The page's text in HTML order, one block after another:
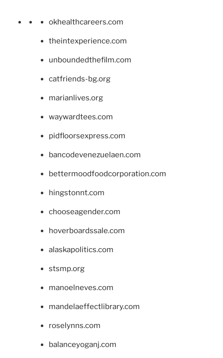
okhealthcareers.com
theintexperience.com
unboundedthefilm.com
catfriends-bg.org
marianlives.org
waywardtees.com
pidfloorsexpress.com
bancodevenezuelaen.com
bettermoodfoodcorporation.com
hingstonnt.com
chooseagender.com
hoverboardssale.com
alaskapolitics.com
stsmp.org
manoelneves.com
mandelaeffectlibrary.com
roselynns.com
balanceyoganj.com